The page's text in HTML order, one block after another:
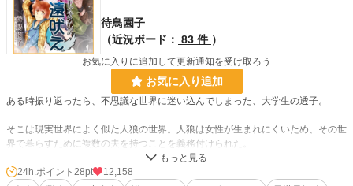
待鳥園子
（近況ボード： 83 件 ）
お気に入りに追加して更新通知を受け取ろう
お気に入り追加
ある時振り返ったら、不思議な世界に迷い込んでしまった、大学生の透子。
そこは現実世界によく似た人狼の世界。人狼は女性が生まれにくいため、その世
界で暮らすために複数の夫を持つことを義務付けられた。
たくさんの候補者の中から、迷った末に選び出したのは、この世界に迷い込んで
24h.ポイント 28pt
12,158